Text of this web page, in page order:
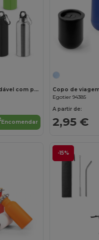
Garrafa em aço inoxidável com parede simples e mosquetão 550 ml
Encomendar
Egotier 94385
A partir de:
2,95 €
-15%